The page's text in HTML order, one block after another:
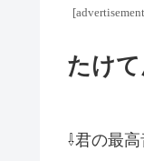
たけ
⇩君の最